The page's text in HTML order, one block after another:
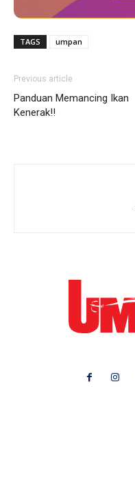
TAGS umpan
Previous article
Panduan Memancing Ikan
Kenerak!!